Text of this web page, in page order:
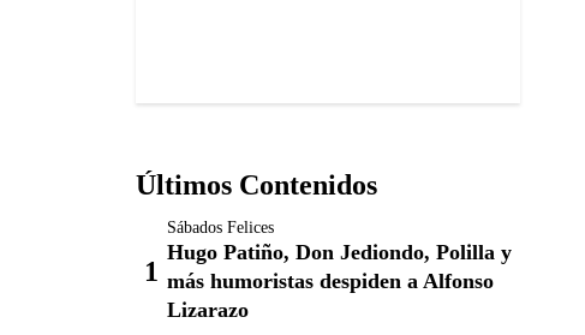
Últimos Contenidos
Sábados Felices
Hugo Patiño, Don Jediondo, Polilla y
más humoristas despiden a Alfonso
Lizarazo